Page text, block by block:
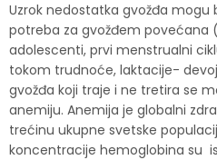
Uzrok nedostatka gvožđa mogu
potreba za gvožđem povećana
adolescenti, prvi menstrualni
tokom trudnoće, laktacije-
gvožđa koji traje i ne tretira se
anemiju. Anemija je globalni
trećinu ukupne svetske
koncentracije hemoglobina su